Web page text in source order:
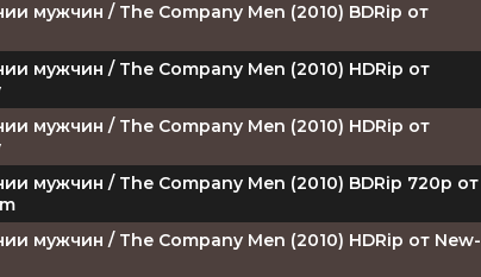
мужчин / The Company Men (2010) BDRip от
мужчин / The Company Men (2010) HDRip от
мужчин / The Company Men (2010) HDRip от
мужчин / The Company Men (2010) BDRip 720p от
мужчин / The Company Men (2010) HDRip от New-